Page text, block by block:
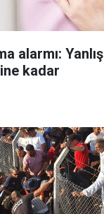
alarmı: Yanlış
kadar